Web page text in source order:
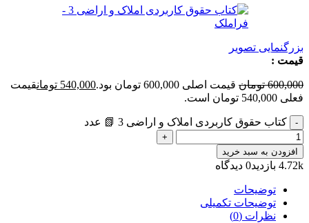
بزرگنمایی تصویر
قیمت :
600,000 تومان قیمت اصلی 600,000 تومان بود. 540,000 تومانقیمت
فعلی 540,000 تومان است.
کتاب حقوق کاربردی املاک و اراضی 3 📗 عدد
افزودن به سبد خرید
4.72k بازدید 0 دیدگاه
توضیحات
توضیحات تکمیلی
نظرات (0)